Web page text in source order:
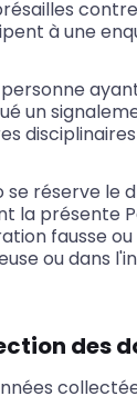
à une
un
se réserve le
la présente
fausse
ou dans
des